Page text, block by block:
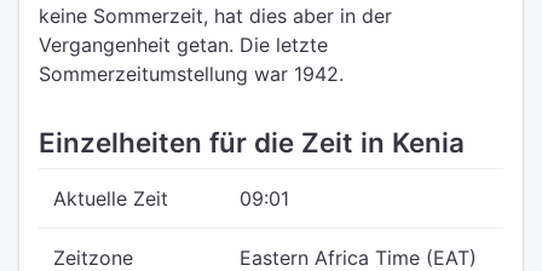
keine Sommerzeit, hat dies aber in der
Vergangenheit getan. Die letzte
Sommerzeitumstellung war 1942.
Einzelheiten für die Zeit in Kenia
Aktuelle Zeit 09:01
Zeitzone Eastern Africa Time (EAT)